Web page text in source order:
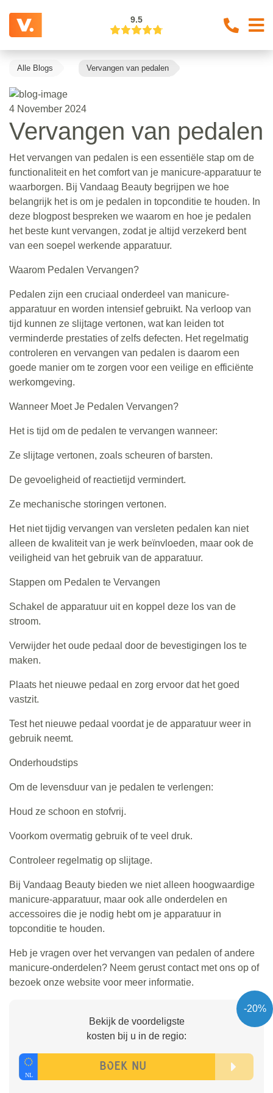
9.5
Alle Blogs Vervangen van pedalen
4 November 2024
Vervangen van pedalen
Het vervangen van pedalen is een essentiële stap om de
functionaliteit en het comfort van je manicure-apparatuur te
waarborgen. Bij Vandaag Beauty begrijpen we hoe
belangrijk het is om je pedalen in topconditie te houden. In
deze blogpost bespreken we waarom en hoe je pedalen
het beste kunt vervangen, zodat je altijd verzekerd bent
van een soepel werkende apparatuur.
Waarom Pedalen Vervangen?
Pedalen zijn een cruciaal onderdeel van manicure-
apparatuur en worden intensief gebruikt. Na verloop van
tijd kunnen ze slijtage vertonen, wat kan leiden tot
verminderde prestaties of zelfs defecten. Het regelmatig
controleren en vervangen van pedalen is daarom een
goede manier om te zorgen voor een veilige en efficiënte
werkomgeving.
Wanneer Moet Je Pedalen Vervangen?
Het is tijd om de pedalen te vervangen wanneer:
Ze slijtage vertonen, zoals scheuren of barsten.
De gevoeligheid of reactietijd vermindert.
Ze mechanische storingen vertonen.
Het niet tijdig vervangen van versleten pedalen kan niet
alleen de kwaliteit van je werk beïnvloeden, maar ook de
veiligheid van het gebruik van de apparatuur.
Stappen om Pedalen te Vervangen
Schakel de apparatuur uit en koppel deze los van de
stroom.
Verwijder het oude pedaal door de bevestigingen los te
maken.
Plaats het nieuwe pedaal en zorg ervoor dat het goed
vastzit.
Test het nieuwe pedaal voordat je de apparatuur weer in
gebruik neemt.
Onderhoudstips
Om de levensduur van je pedalen te verlengen:
Houd ze schoon en stofvrij.
Voorkom overmatig gebruik of te veel druk.
Controleer regelmatig op slijtage.
Bij Vandaag Beauty bieden we niet alleen hoogwaardige
manicure-apparatuur, maar ook alle onderdelen en
accessoires die je nodig hebt om je apparatuur in
topconditie te houden.
Heb je vragen over het vervangen van pedalen of andere
manicure-onderdelen? Neem gerust contact met ons op of
bezoek onze website voor meer informatie.
-20%
Bekijk de voordeligste
kosten bij u in de regio: